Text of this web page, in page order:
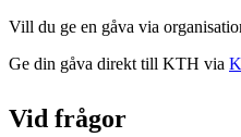
Vill du ge en gåva via
Ge din gåva direkt till KTH via
Vid frågor